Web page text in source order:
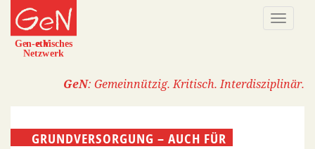
Direkt
zum
Inhalt
GeN: Gemeinnützig. Kritisch. Interdisziplinär.
GRUNDVERSORGUNG – AUCH FÜR